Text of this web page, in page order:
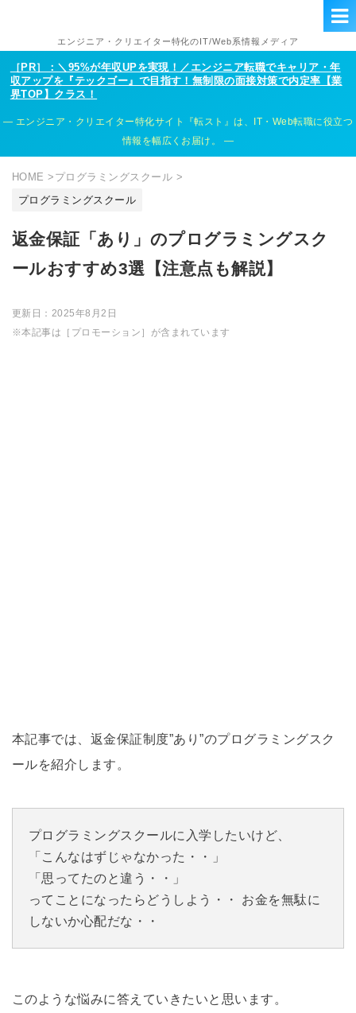
エンジニア・クリエイター特化のIT/Web系情報メディア
［PR］：＼95%が年収UPを実現！／エンジニア転職でキャリア・年
収アップを『テックゴー』で目指す！無制限の面接対策で内定率【業
界TOP】クラス！
エンジニア・クリエイター特化サイト『転スト』は、IT・Web転職に役立つ
情報を幅広くお届け。
HOME > プログラミングスクール >
プログラミングスクール
返金保証「あり」のプログラミングスク
ールおすすめ3選【注意点も解説】
更新日： 2025年8月2日
※本記事は［プロモーション］が含まれています
本記事では、返金保証制度”あり”のプログラミングスク
ールを紹介します。
プログラミングスクールに入学したいけど、
「こんなはずじゃなかった・・」
「思ってたのと違う・・」
ってことになったらどうしよう・・ お金を無駄に
しないか心配だな・・
このような悩みに答えていきたいと思います。